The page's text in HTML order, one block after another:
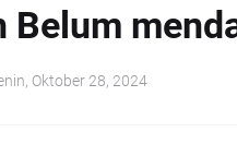
Belum
Oktober 28, 2024